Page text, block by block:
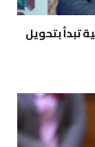
تبدأ بتحويل